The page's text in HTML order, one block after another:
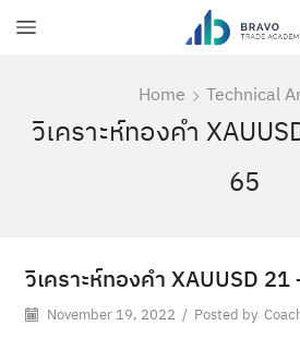
Home Technical
วิเคราะห์ทองคำ
65
วิเคราะห์ทองคำ XAUUSD
November 19, 2022 / Posted by